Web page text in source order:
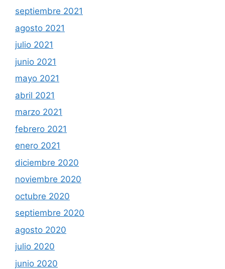
septiembre 2021
agosto 2021
julio 2021
junio 2021
mayo 2021
abril 2021
marzo 2021
febrero 2021
enero 2021
diciembre 2020
noviembre 2020
octubre 2020
septiembre 2020
agosto 2020
julio 2020
junio 2020